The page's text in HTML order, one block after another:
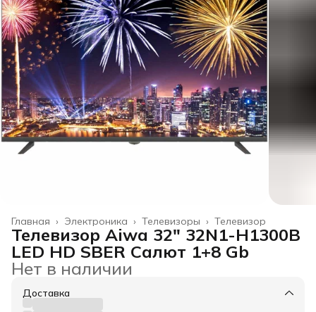
Телевизор
Телевизоры ›
Электроника ›
Главная ›
Телевизор Aiwa 32" 32N1-H1300B
LED HD SBER Салют 1+8 Gb
Нет в наличии
Доставка